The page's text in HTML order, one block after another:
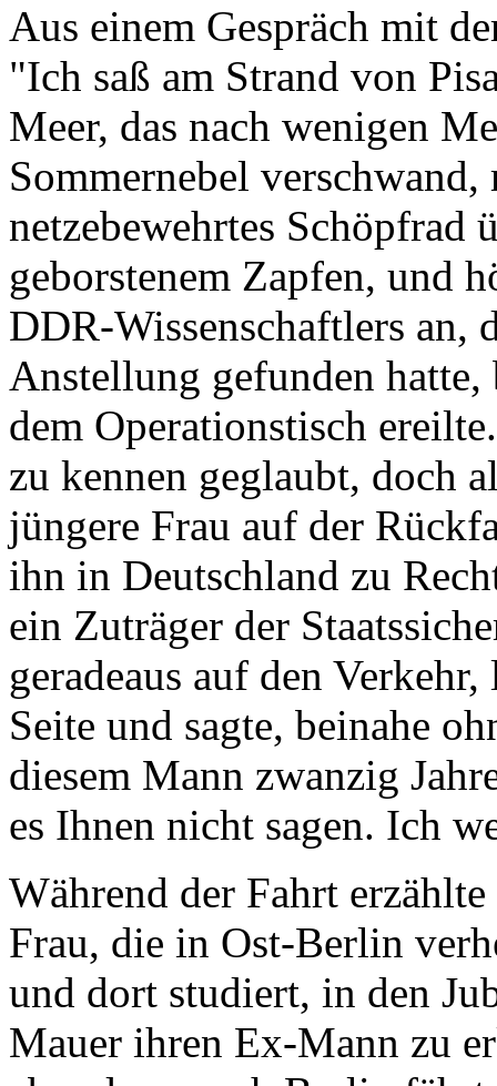
Aus einem Gespräch mit
"Ich saß am Strand von
Meer, das nach wenigen
Sommernebel
netzebewehrtes Schöpfrad
geborstenem Zapfen, und
DDR-Wissenschaftlers an,
Anstellung gefunden
dem Operationstisch
zu kennen geglaubt, doch
jüngere Frau auf der
ihn in Deutschland zu
ein Zuträger der
geradeaus auf den
Seite und sagte, beinahe
diesem Mann zwanzig
es Ihnen nicht sagen. Ich
Während der Fahrt
Frau, die in Ost-Berlin
und dort studiert, in den
Mauer ihren Ex-Mann zu